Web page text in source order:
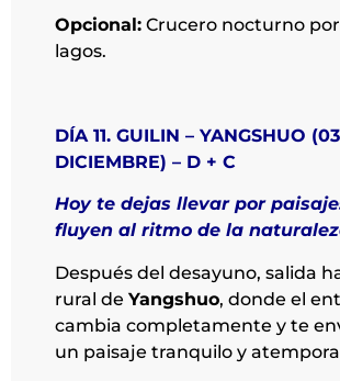
Opcional: Crucero nocturno
lagos.
DÍA 11. GUILIN – YANGSHUO
DICIEMBRE) – D + C
Hoy te dejas llevar por
fluyen al ritmo de la
Después del desayuno, salida
rural de Yangshuo, donde el
cambia completamente y te
un paisaje tranquilo y